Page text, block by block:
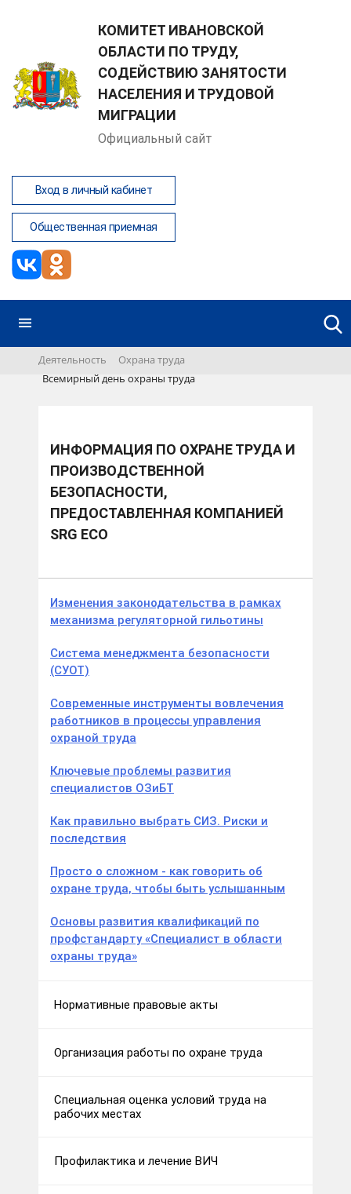
КОМИТЕТ ИВАНОВСКОЙ
ОБЛАСТИ ПО ТРУДУ,
СОДЕЙСТВИЮ ЗАНЯТОСТИ
НАСЕЛЕНИЯ И ТРУДОВОЙ
МИГРАЦИИ
Официальный сайт
Вход в личный кабинет
Общественная приемная
Деятельность
Охрана труда
Всемирный день охраны труда
ИНФОРМАЦИЯ ПО ОХРАНЕ ТРУДА И
ПРОИЗВОДСТВЕННОЙ
БЕЗОПАСНОСТИ,
ПРЕДОСТАВЛЕННАЯ КОМПАНИЕЙ
SRG ECO
Изменения законодательства в рамках
механизма регуляторной гильотины
Система менеджмента безопасности
(СУОТ)
Современные инструменты вовлечения
работников в процессы управления
охраной труда
Ключевые проблемы развития
специалистов ОЗиБТ
Как правильно выбрать СИЗ. Риски и
последствия
Просто о сложном - как говорить об
охране труда, чтобы быть услышанным
Основы развития квалификаций по
профстандарту «Специалист в области
охраны труда»
Нормативные правовые акты
Организация работы по охране труда
Специальная оценка условий труда на
рабочих местах
Профилактика и лечение ВИЧ